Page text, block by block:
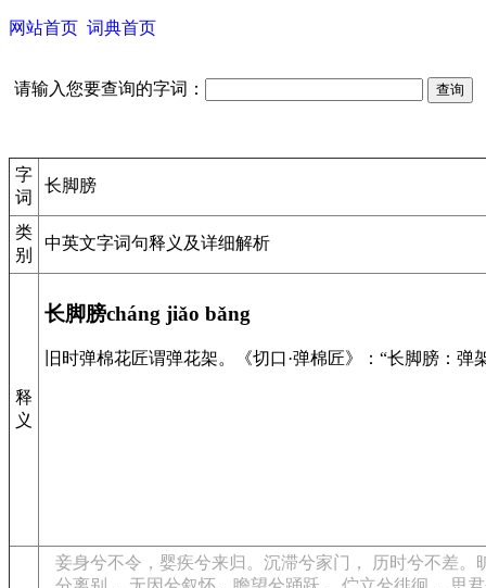
网站首页 词典首页
请输入您要查询的字词：
字
词
长脚膀
类
别
中英文字词句释义及详细解析
释
义
长脚膀cháng jiǎo bǎng
旧时弹棉花匠谓弹花架。《切口·弹棉匠》：“长脚膀：弹
妾身兮不令，婴疾兮来归。沉滞兮家门， 历时兮不差